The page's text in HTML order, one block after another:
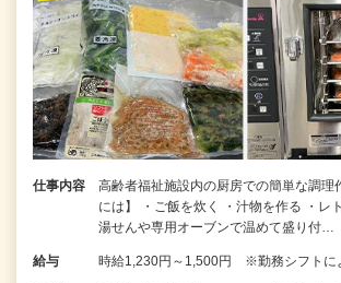
仕事内容
高齢者福祉施設内の厨房での簡単な調理
には】 ・ご飯を炊く ・汁物を作る ・レ
湯せんや専用オーブンで温めて盛り付…
給与 時給1,230円～1,500円 ※勤務シフトに